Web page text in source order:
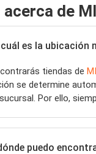
de
cuál es la ubicación
tiendas de
se determine
Por ello,
puedo